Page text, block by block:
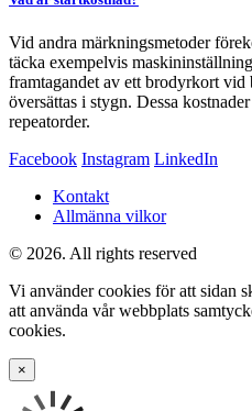
Vid andra märkningsmetoder
täcka exempelvis
framtagandet av ett brodyrkort
översättas i stygn. Dessa
repeatorder.
Facebook Instagram LinkedIn
Kontakt
Allmänna vilkor
© 2026. All rights reserved
Vi använder cookies för att sidan
att använda vår webbplats
cookies.
×